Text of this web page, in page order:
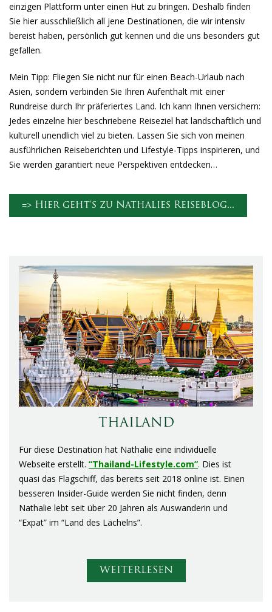
einzigen Plattform unter einen Hut zu bringen. Deshalb finden
Sie hier ausschließlich all jene Destinationen, die wir intensiv
bereist haben, persönlich gut kennen und die uns besonders gut
gefallen.
Mein Tipp: Fliegen Sie nicht nur für einen Beach-Urlaub nach
Asien, sondern verbinden Sie Ihren Aufenthalt mit einer
Rundreise durch Ihr präferiertes Land. Ich kann Ihnen versichern:
Jedes einzelne hier beschriebene Reiseziel hat landschaftlich und
kulturell unendlich viel zu bieten. Lassen Sie sich von meinen
ausführlichen Reiseberichten und Lifestyle-Tipps inspirieren, und
Sie werden garantiert neue Perspektiven entdecken…
=> Hier geht's zu Nathalies Reiseblog...
THAILAND
Für diese Destination hat Nathalie eine individuelle
Webseite erstellt. “Thailand-Lifestyle.com”. Dies ist
quasi das Flagschiff, das bereits seit 2018 online ist. Einen
besseren Insider-Guide werden Sie nicht finden, denn
Nathalie lebt seit über 20 Jahren als Auswanderin und
“Expat” im “Land des Lächelns”.
WEITERLESEN